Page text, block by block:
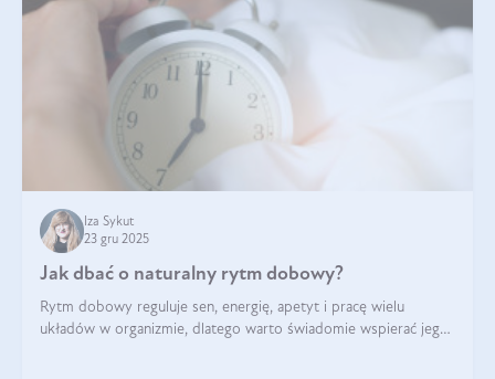
Iza Sykut
23 gru 2025
Jak dbać o naturalny rytm dobowy?
Rytm dobowy reguluje sen, energię, apetyt i pracę wielu
układów w organizmie, dlatego warto świadomie wspierać jego